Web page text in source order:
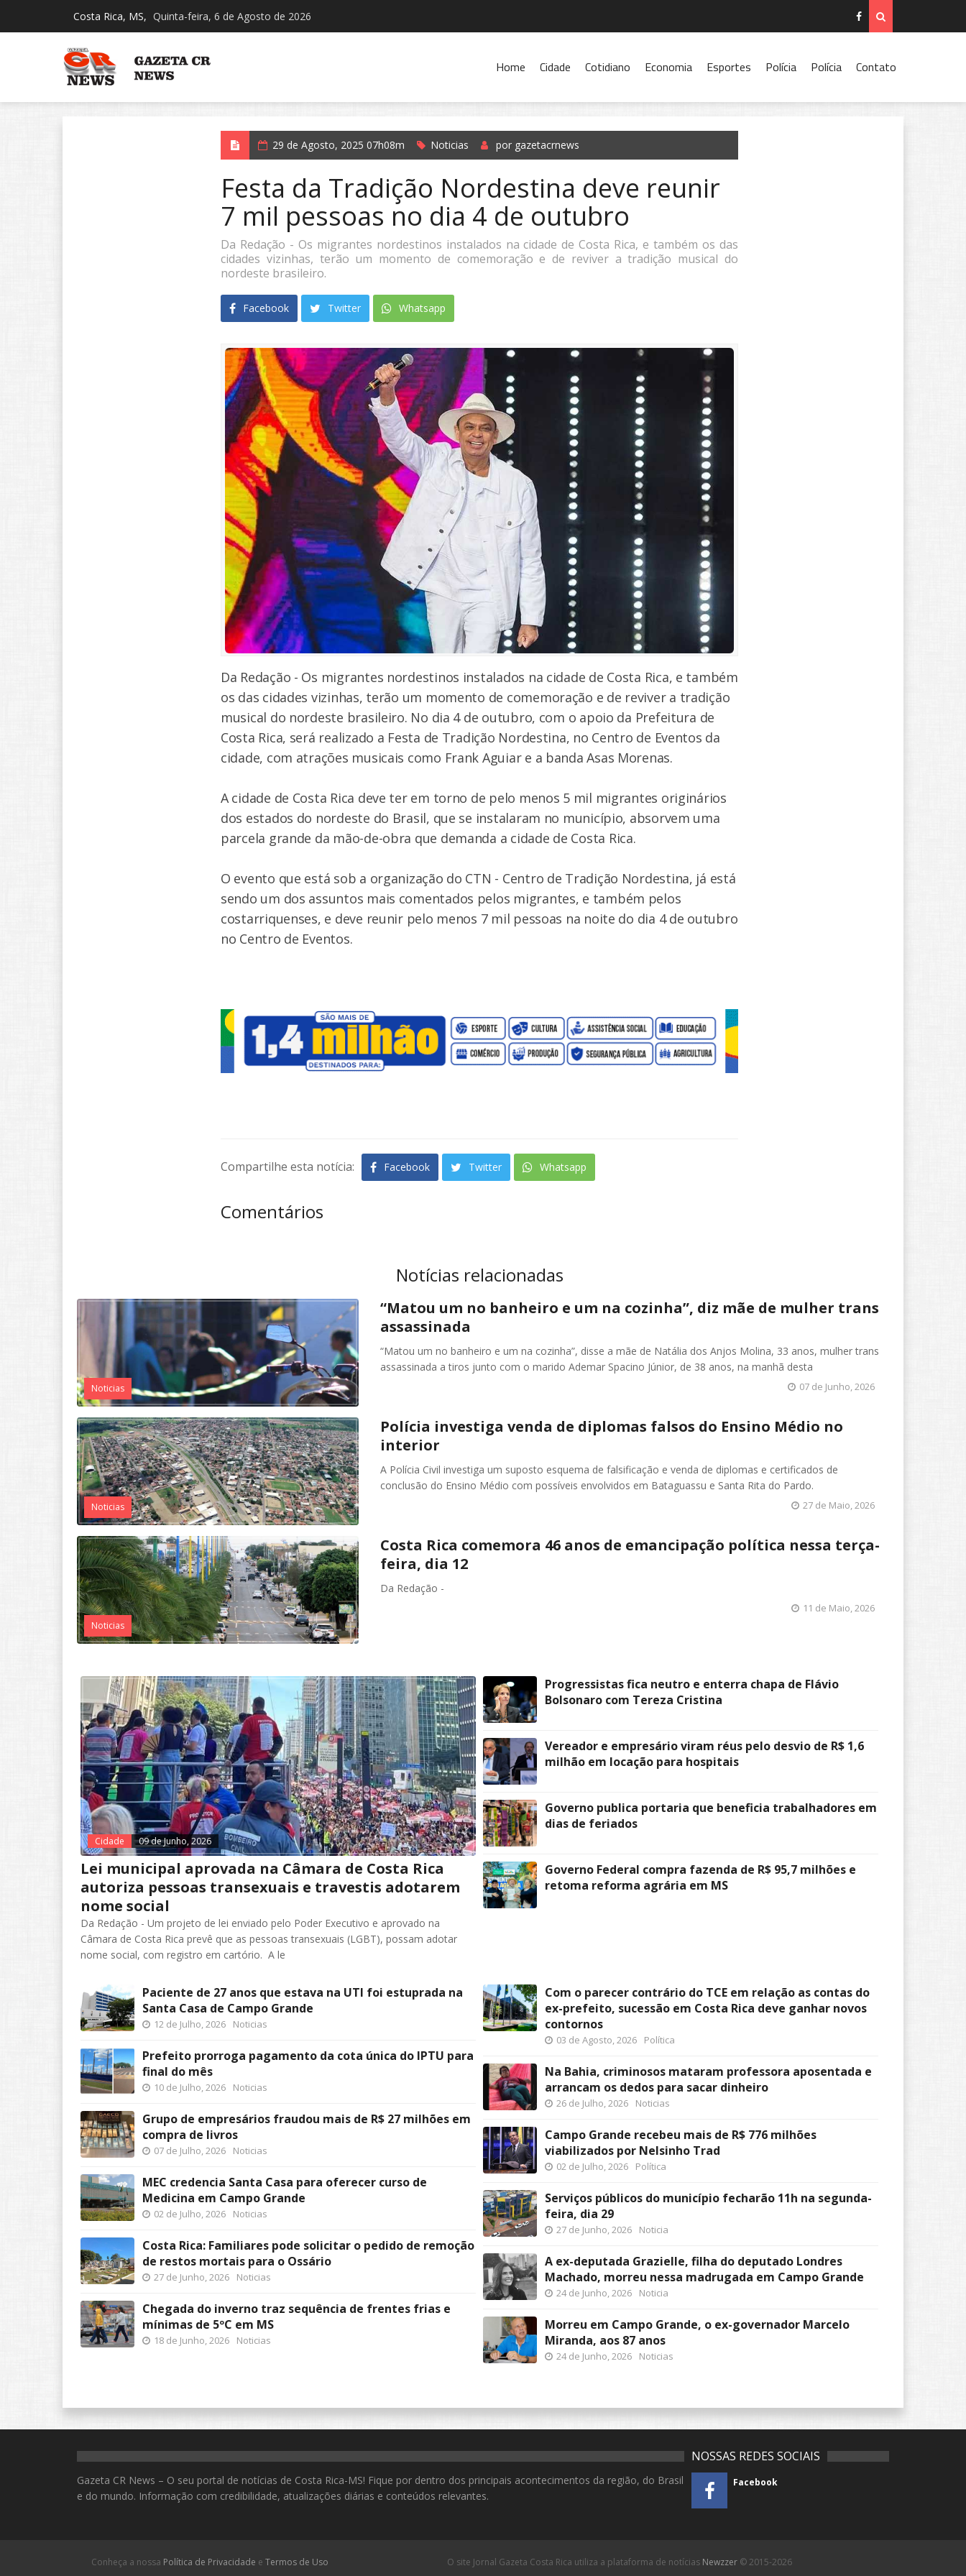
Costa Rica, MS, Quinta-feira, 6 de Agosto de 2026
Home Cidade Cotidiano Economia Esportes Polícia Polícia Contato
29 de Agosto, 2025 07h08m Noticias por gazetacrnews
Festa da Tradição Nordestina deve reunir
7 mil pessoas no dia 4 de outubro
Da Redação - Os migrantes nordestinos instalados na cidade de Costa Rica, e também os das
cidades vizinhas, terão um momento de comemoração e de reviver a tradição musical do
nordeste brasileiro.
Facebook Twitter Whatsapp
Da Redação - Os migrantes nordestinos instalados na cidade de Costa Rica, e também
os das cidades vizinhas, terão um momento de comemoração e de reviver a tradição
musical do nordeste brasileiro. No dia 4 de outubro, com o apoio da Prefeitura de
Costa Rica, será realizado a Festa de Tradição Nordestina, no Centro de Eventos da
cidade, com atrações musicais como Frank Aguiar e a banda Asas Morenas.
A cidade de Costa Rica deve ter em torno de pelo menos 5 mil migrantes originários
dos estados do nordeste do Brasil, que se instalaram no município, absorvem uma
parcela grande da mão-de-obra que demanda a cidade de Costa Rica.
O evento que está sob a organização do CTN - Centro de Tradição Nordestina, já está
sendo um dos assuntos mais comentados pelos migrantes, e também pelos
costarriquenses, e deve reunir pelo menos 7 mil pessoas na noite do dia 4 de outubro
no Centro de Eventos.
Compartilhe esta notícia: Facebook Twitter Whatsapp
Comentários
Notícias relacionadas
Noticias
“Matou um no banheiro e um na cozinha”, diz mãe de mulher trans
assassinada
“Matou um no banheiro e um na cozinha”, disse a mãe de Natália dos Anjos Molina, 33 anos, mulher trans
assassinada a tiros junto com o marido Ademar Spacino Júnior, de 38 anos, na manhã desta
07 de Junho, 2026
Noticias
Polícia investiga venda de diplomas falsos do Ensino Médio no
interior
A Polícia Civil investiga um suposto esquema de falsificação e venda de diplomas e certificados de
conclusão do Ensino Médio com possíveis envolvidos em Bataguassu e Santa Rita do Pardo.
27 de Maio, 2026
Noticias
Costa Rica comemora 46 anos de emancipação política nessa terça-
feira, dia 12
Da Redação -
11 de Maio, 2026
Cidade 09 de Junho, 2026
Lei municipal aprovada na Câmara de Costa Rica
autoriza pessoas transexuais e travestis adotarem
nome social
Da Redação - Um projeto de lei enviado pelo Poder Executivo e aprovado na
Câmara de Costa Rica prevê que as pessoas transexuais (LGBT), possam adotar
nome social, com registro em cartório. A le
Progressistas fica neutro e enterra chapa de Flávio
Bolsonaro com Tereza Cristina
Vereador e empresário viram réus pelo desvio de R$ 1,6
milhão em locação para hospitais
Governo publica portaria que beneficia trabalhadores em
dias de feriados
Governo Federal compra fazenda de R$ 95,7 milhões e
retoma reforma agrária em MS
Paciente de 27 anos que estava na UTI foi estuprada na
Santa Casa de Campo Grande
12 de Julho, 2026 Noticias
Prefeito prorroga pagamento da cota única do IPTU para
final do mês
10 de Julho, 2026 Noticias
Grupo de empresários fraudou mais de R$ 27 milhões em
compra de livros
07 de Julho, 2026 Noticias
MEC credencia Santa Casa para oferecer curso de
Medicina em Campo Grande
02 de Julho, 2026 Noticias
Costa Rica: Familiares pode solicitar o pedido de remoção
de restos mortais para o Ossário
27 de Junho, 2026 Noticias
Chegada do inverno traz sequência de frentes frias e
mínimas de 5ºC em MS
18 de Junho, 2026 Noticias
Com o parecer contrário do TCE em relação as contas do
ex-prefeito, sucessão em Costa Rica deve ganhar novos
contornos
03 de Agosto, 2026 Política
Na Bahia, criminosos mataram professora aposentada e
arrancam os dedos para sacar dinheiro
26 de Julho, 2026 Noticias
Campo Grande recebeu mais de R$ 776 milhões
viabilizados por Nelsinho Trad
02 de Julho, 2026 Política
Serviços públicos do município fecharão 11h na segunda-
feira, dia 29
27 de Junho, 2026 Noticia
A ex-deputada Grazielle, filha do deputado Londres
Machado, morreu nessa madrugada em Campo Grande
24 de Junho, 2026 Noticia
Morreu em Campo Grande, o ex-governador Marcelo
Miranda, aos 87 anos
24 de Junho, 2026 Noticias
Gazeta CR News – O seu portal de notícias de Costa Rica-MS! Fique por dentro dos principais acontecimentos da região, do Brasil
e do mundo. Informação com credibilidade, atualizações diárias e conteúdos relevantes.
NOSSAS REDES SOCIAIS
Facebook
Conheça a nossa Política de Privacidade e Termos de Uso O site Jornal Gazeta Costa Rica utiliza a plataforma de notícias Newzzer © 2015-2026